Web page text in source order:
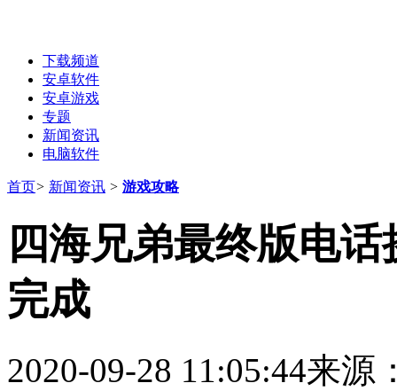
下载频道
安卓软件
安卓游戏
专题
新闻资讯
电脑软件
首页> 新闻资讯 > 游戏攻略
四海兄弟最终版电
完成
2020-09-28 11:05:44来源